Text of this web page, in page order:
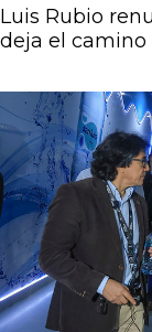
Luis Rubio
deja el camino